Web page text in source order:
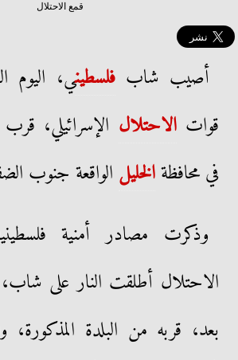
قمع الاحتلال
أصيب شابفلسطيني، اليوم
قواتالاحتلال الإسرائيلي،
في محافظةالخليل الواقعة جنوب
وذكرت مصادر أمنية
الاحتلال أطلقت النار على
بعد، قربه من البلدة المذكورة،